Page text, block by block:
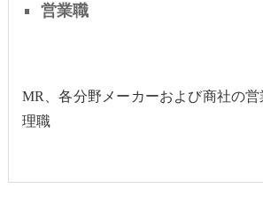
営業職
MR
、各分野メーカーおよび商社の
理職